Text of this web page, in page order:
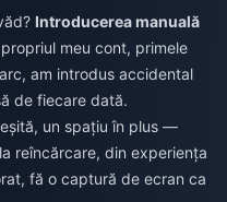
Introducerea manuală
meu cont, primele
am introdus accidental
de fiecare dată.
un spațiu în plus —
reîncărcare, din experiența
fă o captură de ecran ca